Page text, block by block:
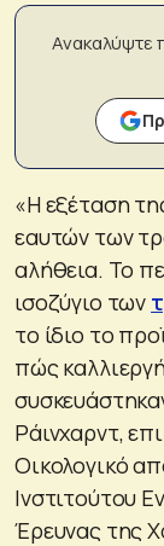
Ανακαλύψτε
«Η εξέταση
εαυτών των
αλήθεια. Το
ισοζύγιο των
το ίδιο το
πώς
Ράινχαρντ,
Οικολογικό
Ινστιτούτου
Έρευνας της